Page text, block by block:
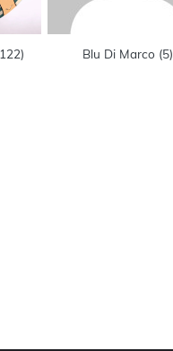
122) Blu Di Marco (5)